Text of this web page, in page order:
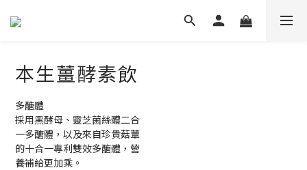
本生薑酵素飲
多醣體
採用黑酵母、靈芝菌絲體二合
一多醣體，以及來自珍貴菇蕈
的十合一專利雙效多醣體，營
養補給更加乘。